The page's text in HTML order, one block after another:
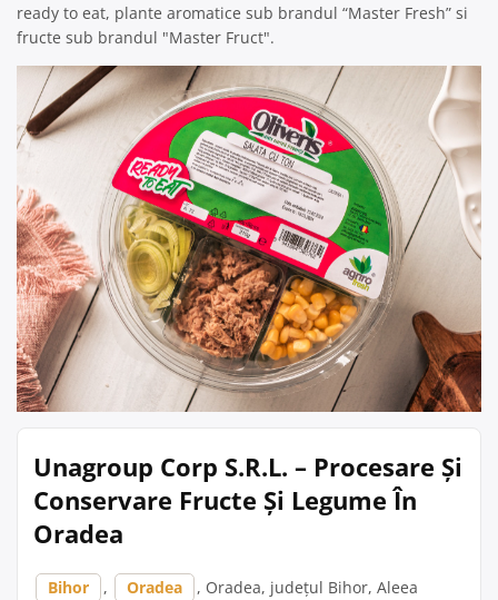
ready to eat, plante aromatice sub brandul “Master Fresh” si
fructe sub brandul "Master Fruct".
Unagroup Corp S.R.L. – Procesare Și
Conservare Fructe Și Legume În
Oradea
Bihor , Oradea
, Oradea, județul Bihor, Aleea